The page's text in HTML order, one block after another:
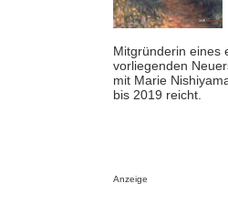
Mitgründerin eines
vorliegenden
mit Marie
bis 2019 reicht.
Anzeige